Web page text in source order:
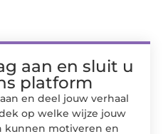
aan en sluit u
platform
en deel jouw verhaal
op welke wijze jouw
kunnen motiveren en